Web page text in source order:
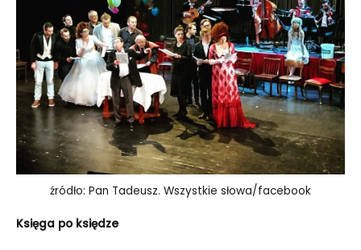
źródło: Pan Tadeusz. Wszystkie słowa/facebook
Księga po księdze